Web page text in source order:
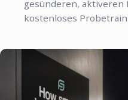
gesünderen, aktiveren
kostenloses